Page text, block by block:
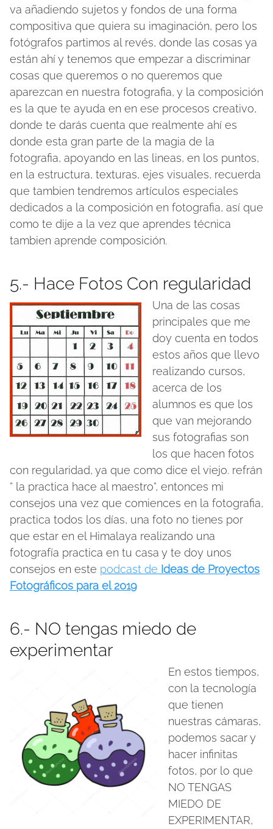
va añadiendo sujetos y fondos de una forma
compositiva que quiera su imaginación, pero los
fotógrafos partimos al revés, donde las cosas ya
están ahí y tenemos que empezar a discriminar
cosas que queremos o no queremos que
aparezcan en nuestra fotografia, y la composición
es la que te ayuda en en ese procesos creativo,
donde te darás cuenta que realmente ahí es
donde esta gran parte de la magia de la
fotografia, apoyando en las lineas, en los puntos,
en la estructura, texturas, ejes visuales, recuerda
que tambien tendremos artículos especiales
dedicados a la composición en fotografia, así que
como te dije a la vez que aprendes técnica
tambien aprende composición.
5.- Hace Fotos Con regularidad
Una de las cosas
principales que me
doy cuenta en todos
estos años que llevo
realizando cursos,
acerca de los
alumnos es que los
que van mejorando
sus fotografias son
los que hacen fotos
con regularidad, ya que como dice el viejo. refrán
” la practica hace al maestro”, entonces mi
consejos una vez que comiences en la fotografia,
practica todos los días, una foto no tienes por
que estar en el Himalaya realizando una
fotografía practica en tu casa y te doy unos
consejos en este podcast de Ideas de Proyectos
Fotográficos para el 2019
6.- NO tengas miedo de
experimentar
En estos tiempos,
con la tecnología
que tienen
nuestras cámaras,
podemos sacar y
hacer infinitas
fotos, por lo que
NO TENGAS
MIEDO DE
EXPERIMENTAR,